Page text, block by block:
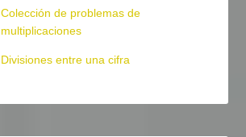
Colección de problemas de
multiplicaciones
Divisiones entre una cifra